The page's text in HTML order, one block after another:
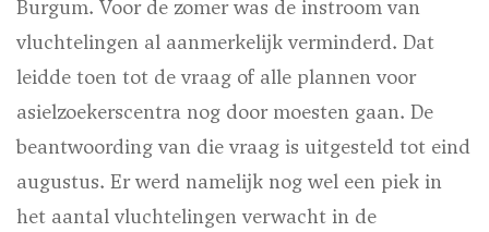
Burgum. Voor de zomer was de instroom van
vluchtelingen al aanmerkelijk verminderd. Dat
leidde toen tot de vraag of alle plannen voor
asielzoekerscentra nog door moesten gaan. De
beantwoording van die vraag is uitgesteld tot eind
augustus. Er werd namelijk nog wel een piek in
het aantal vluchtelingen verwacht in de